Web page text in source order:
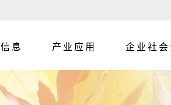
息 产业应用 企业社会